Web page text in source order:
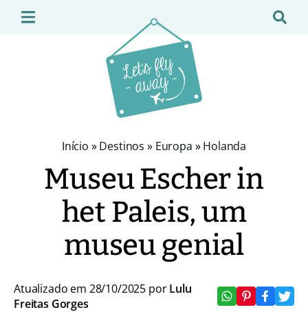
Início »Destinos » Europa »Holanda
Museu Escher in
het Paleis, um
museu genial
Atualizado em 28/10/2025 porLulu
Freitas Gorges